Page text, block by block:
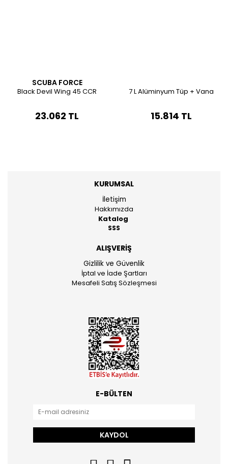
SCUBA FORCE
Black Devil Wing 45 CCR
23.062 TL
7 L Alüminyum Tüp + Vana
15.814 TL
KURUMSAL
İletişim
Hakkımızda
Katalog
SSS
ALIŞVERİŞ
Gizlilik ve Güvenlik
İptal ve İade Şartları
Mesafeli Satış Sözleşmesi
E-BÜLTEN
KAYDOL